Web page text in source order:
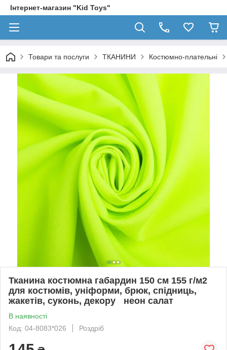
Інтернет-магазин "Kid Toys"
Товари та послуги ТКАНИНИ Костюмно-плательні
Тканина костюмна габардин 150 см 155 г/м2
для костюмів, уніформи, брюк, спідниць,
жакетів, суконь, декору неон салат
В наявності
Код: 04-8083*026
Роздріб